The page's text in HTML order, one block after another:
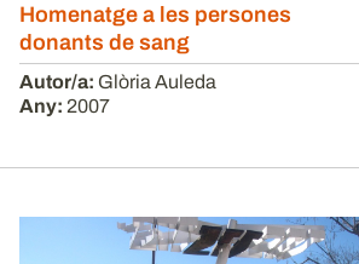
Homenatge a les persones
donants de sang
Autor/a: Glòria Auleda
Any: 2007